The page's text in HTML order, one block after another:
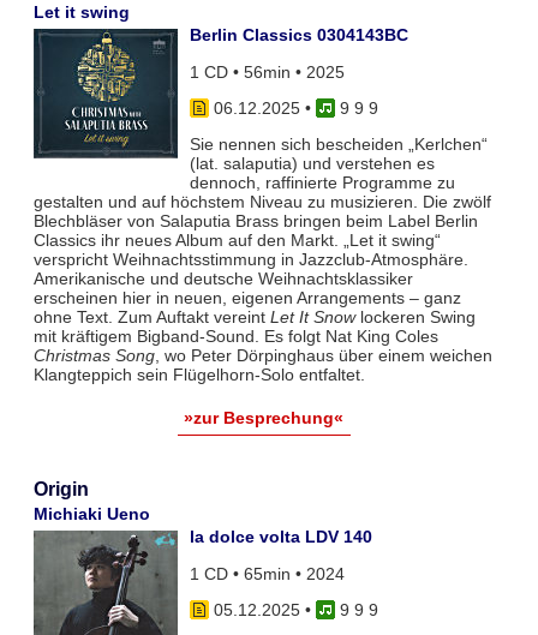
Let it swing
Berlin Classics 0304143BC
1 CD • 56min • 2025
06.12.2025•
9 9 9
Sie nennen sich bescheiden „Kerlchen“
(lat. salaputia) und verstehen es
dennoch, raffinierte Programme zu
gestalten und auf höchstem Niveau zu musizieren. Die zwölf
Blechbläser von Salaputia Brass bringen beim Label Berlin
Classics ihr neues Album auf den Markt. „Let it swing“
verspricht Weihnachtsstimmung in Jazzclub-Atmosphäre.
Amerikanische und deutsche Weihnachtsklassiker
erscheinen hier in neuen, eigenen Arrangements – ganz
ohne Text. Zum Auftakt vereint Let It Snowlockeren Swing
mit kräftigem Bigband-Sound. Es folgt Nat King Coles
Christmas Song, wo Peter Dörpinghaus über einem weichen
Klangteppich sein Flügelhorn-Solo entfaltet.
»zur Besprechung«
Origin
Michiaki Ueno
la dolce volta LDV 140
1 CD • 65min • 2024
05.12.2025•
9 9 9